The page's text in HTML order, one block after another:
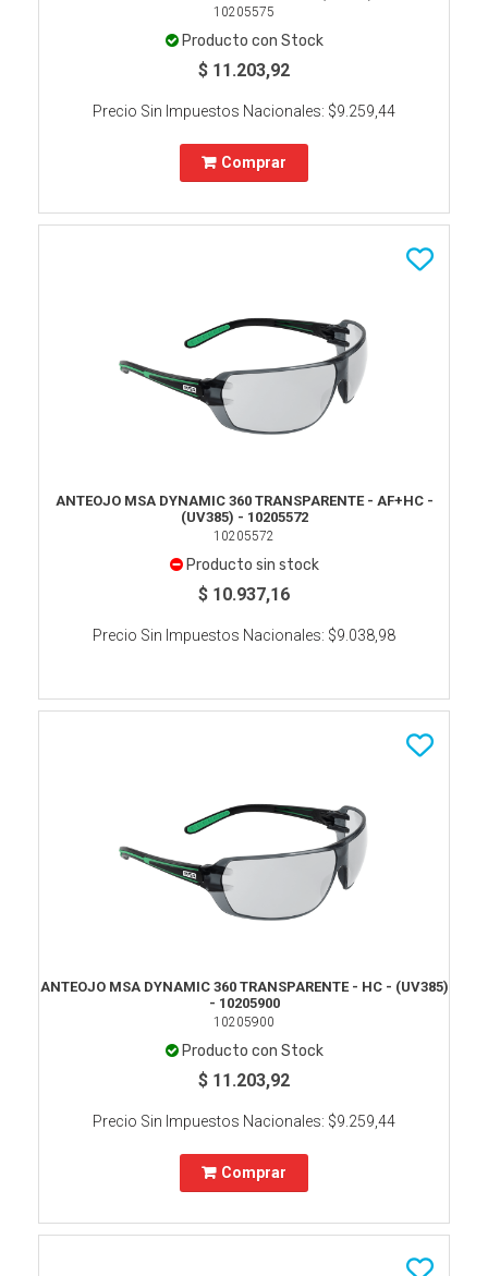
10205575
Producto con Stock
$ 11.203,92
Precio Sin Impuestos Nacionales: $9.259,44
Comprar
ANTEOJO MSA DYNAMIC 360 TRANSPARENTE - AF+HC -
(UV385) - 10205572
10205572
Producto sin stock
$ 10.937,16
Precio Sin Impuestos Nacionales: $9.038,98
ANTEOJO MSA DYNAMIC 360 TRANSPARENTE - HC - (UV385)
- 10205900
10205900
Producto con Stock
$ 11.203,92
Precio Sin Impuestos Nacionales: $9.259,44
Comprar